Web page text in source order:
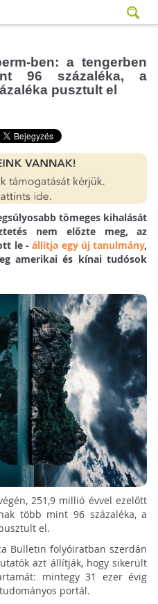
ben: a tengerben
96 százaléka, a
pusztult el
tömeges kihalását
nem előzte meg, az
le -állítja egy új tanulmány,
amerikai és kínai tudósok
251,9 millió évvel ezelőtt
több mint 96 százaléka, a
el.
Bulletin folyóiratban szerdán
azt állítják, hogy sikerült
mintegy 31 ezer évig
portál.